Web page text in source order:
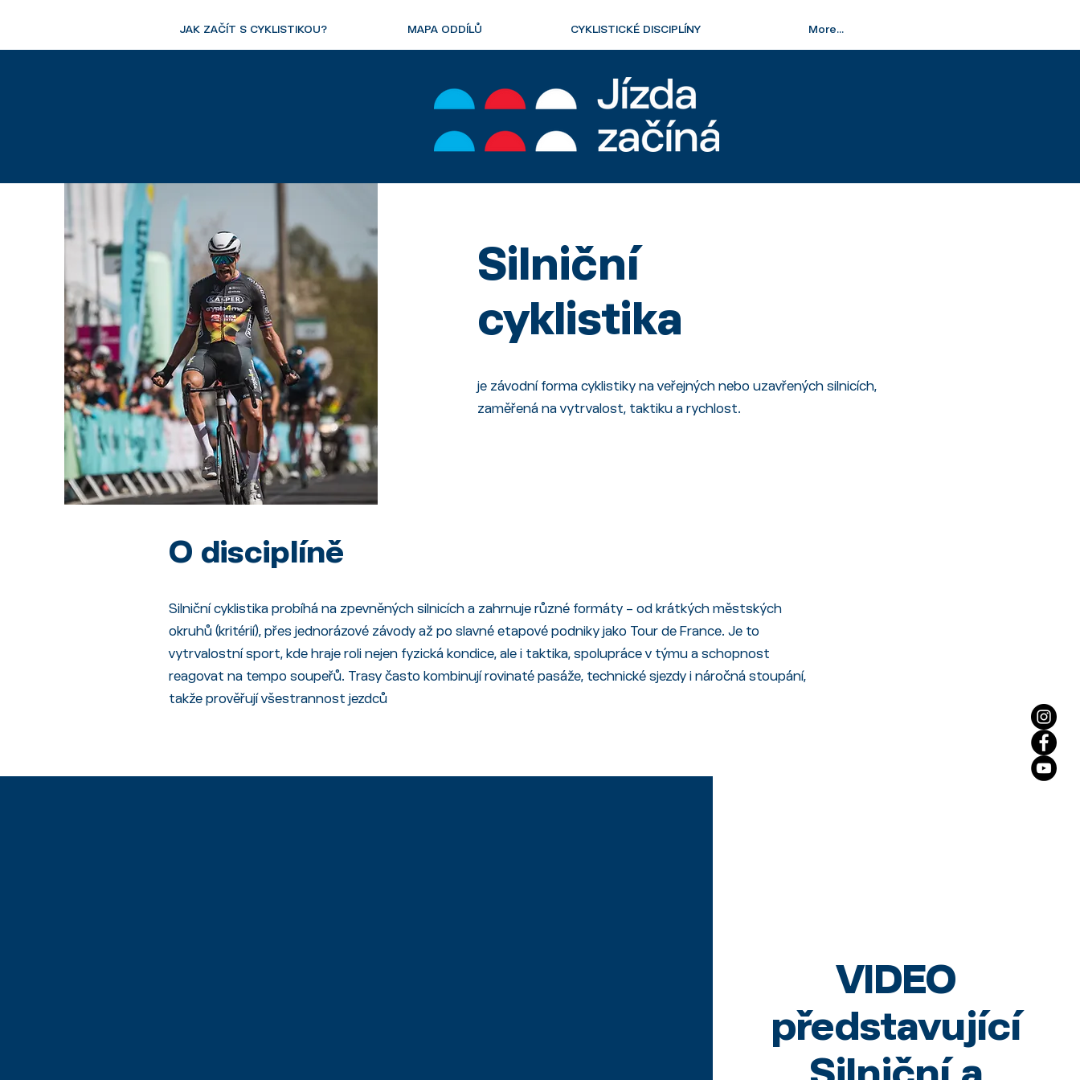
JAK ZAČÍT S CYKLISTIKOU? MAPA ODDÍLŮ CYKLISTICKÉ DISCIPLÍNY More...
Silniční
cyklistika
je závodní forma cyklistiky na veřejných nebo uzavřených silnicích,
zaměřená na vytrvalost, taktiku a rychlost.
O disciplíně
Silniční cyklistika probíhá na zpevněných silnicích a zahrnuje různé formáty – od krátkých městských
okruhů (kritérií), přes jednorázové závody až po slavné etapové podniky jako Tour de France. Je to
vytrvalostní sport, kde hraje roli nejen fyzická kondice, ale i taktika, spolupráce v týmu a schopnost
reagovat na tempo soupeřů. Trasy často kombinují rovinaté pasáže, technické sjezdy i náročná stoupání,
takže prověřují všestrannost jezdců
VIDEO
představující
Silniční a